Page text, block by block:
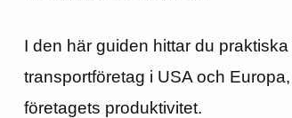
I den här guiden hittar du
transportföretag i USA och
företagets produktivitet.